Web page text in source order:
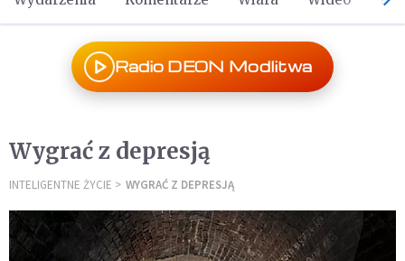
Radio DEON Modlitwa
Wygrać z depresją
INTELIGENTNE ŻYCIE WYGRAĆ Z DEPRESJĄ